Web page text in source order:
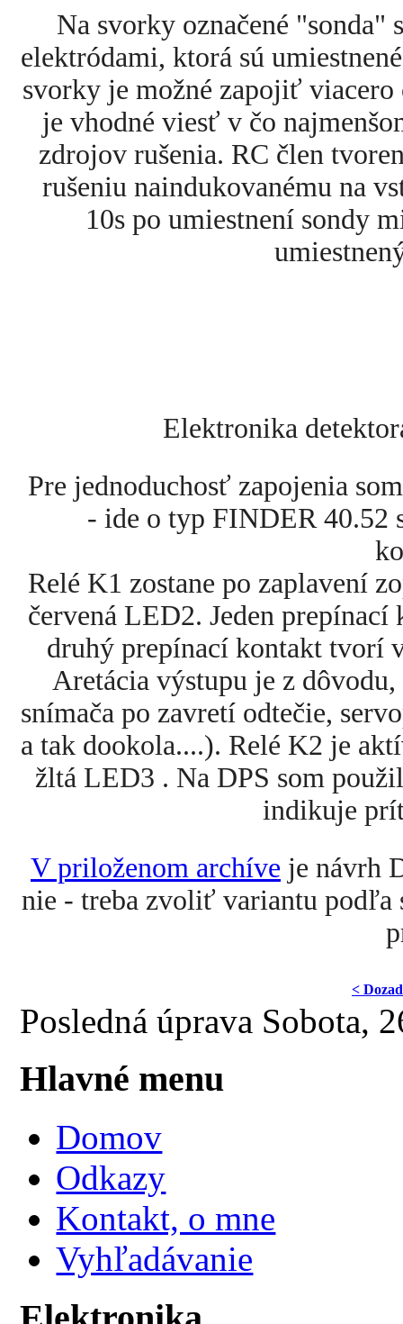
Na svorky označené
elektródami, ktorá sú
svorky je možné zapojiť
je vhodné viesť v čo
zdrojov rušenia. RC člen
rušeniu naindukovanému na
10s po umiestnení sondy
Elektronika
Pre jednoduchosť zapojenia
- ide o typ FINDER 40.52
Relé K1 zostane po zaplavení
červená LED2. Jeden
druhý prepínací kontakt tvorí
Aretácia výstupu je z
snímača po zavretí odtečie,
a tak dookola....). Relé K2 je
žltá LED3 . Na DPS som
indikuje
V priloženom archíve je návrh
nie - treba zvoliť variantu podľa
<
Posledná úprava Sobota,
Hlavné menu
Domov
Odkazy
Kontakt, o mne
Vyhľadávanie